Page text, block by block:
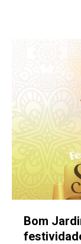
Bom